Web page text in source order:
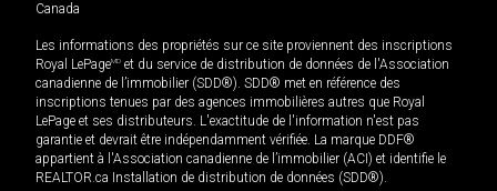
Canada
Les informations des propriétés sur ce site proviennent des inscriptions
Royal LePageMD et du service de distribution de données de l'Association
canadienne de l’immobilier (SDD®). SDD® met en référence des
inscriptions tenues par des agences immobilières autres que Royal
LePage et ses distributeurs. L'exactitude de l'information n'est pas
garantie et devrait être indépendamment vérifiée. La marque DDF®
appartient à l'Association canadienne de l’immobilier (ACI) et identifie le
REALTOR.ca Installation de distribution de données (SDD®).